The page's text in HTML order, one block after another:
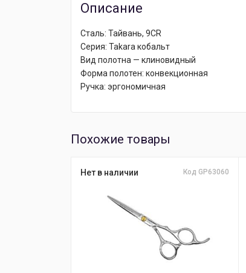
Описание
Сталь: Тайвань, 9CR
Серия: Takara кобальт
Вид полотна — клиновидный
Форма полотен: конвекционная
Ручка: эргономичная
Похожие товары
Нет в наличии Код GP63060